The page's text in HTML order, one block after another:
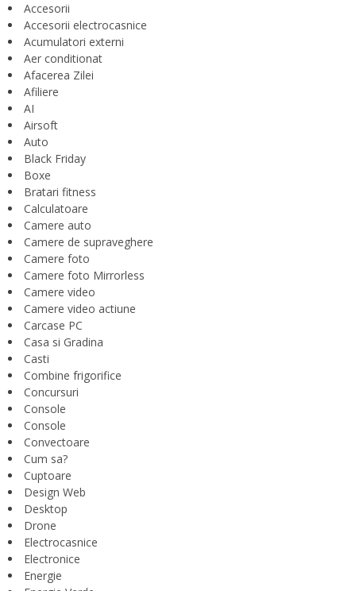
Accesorii
Accesorii electrocasnice
Acumulatori externi
Aer conditionat
Afacerea Zilei
Afiliere
AI
Airsoft
Auto
Black Friday
Boxe
Bratari fitness
Calculatoare
Camere auto
Camere de supraveghere
Camere foto
Camere foto Mirrorless
Camere video
Camere video actiune
Carcase PC
Casa si Gradina
Casti
Combine frigorifice
Concursuri
Console
Console
Convectoare
Cum sa?
Cuptoare
Design Web
Desktop
Drone
Electrocasnice
Electronice
Energie